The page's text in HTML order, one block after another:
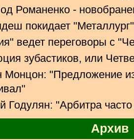
Романенко -
покидает "Металлург"
ведет переговоры с
зубастиков, или
Монцон: "Предложение
Годулян: "Арбитра
Архив